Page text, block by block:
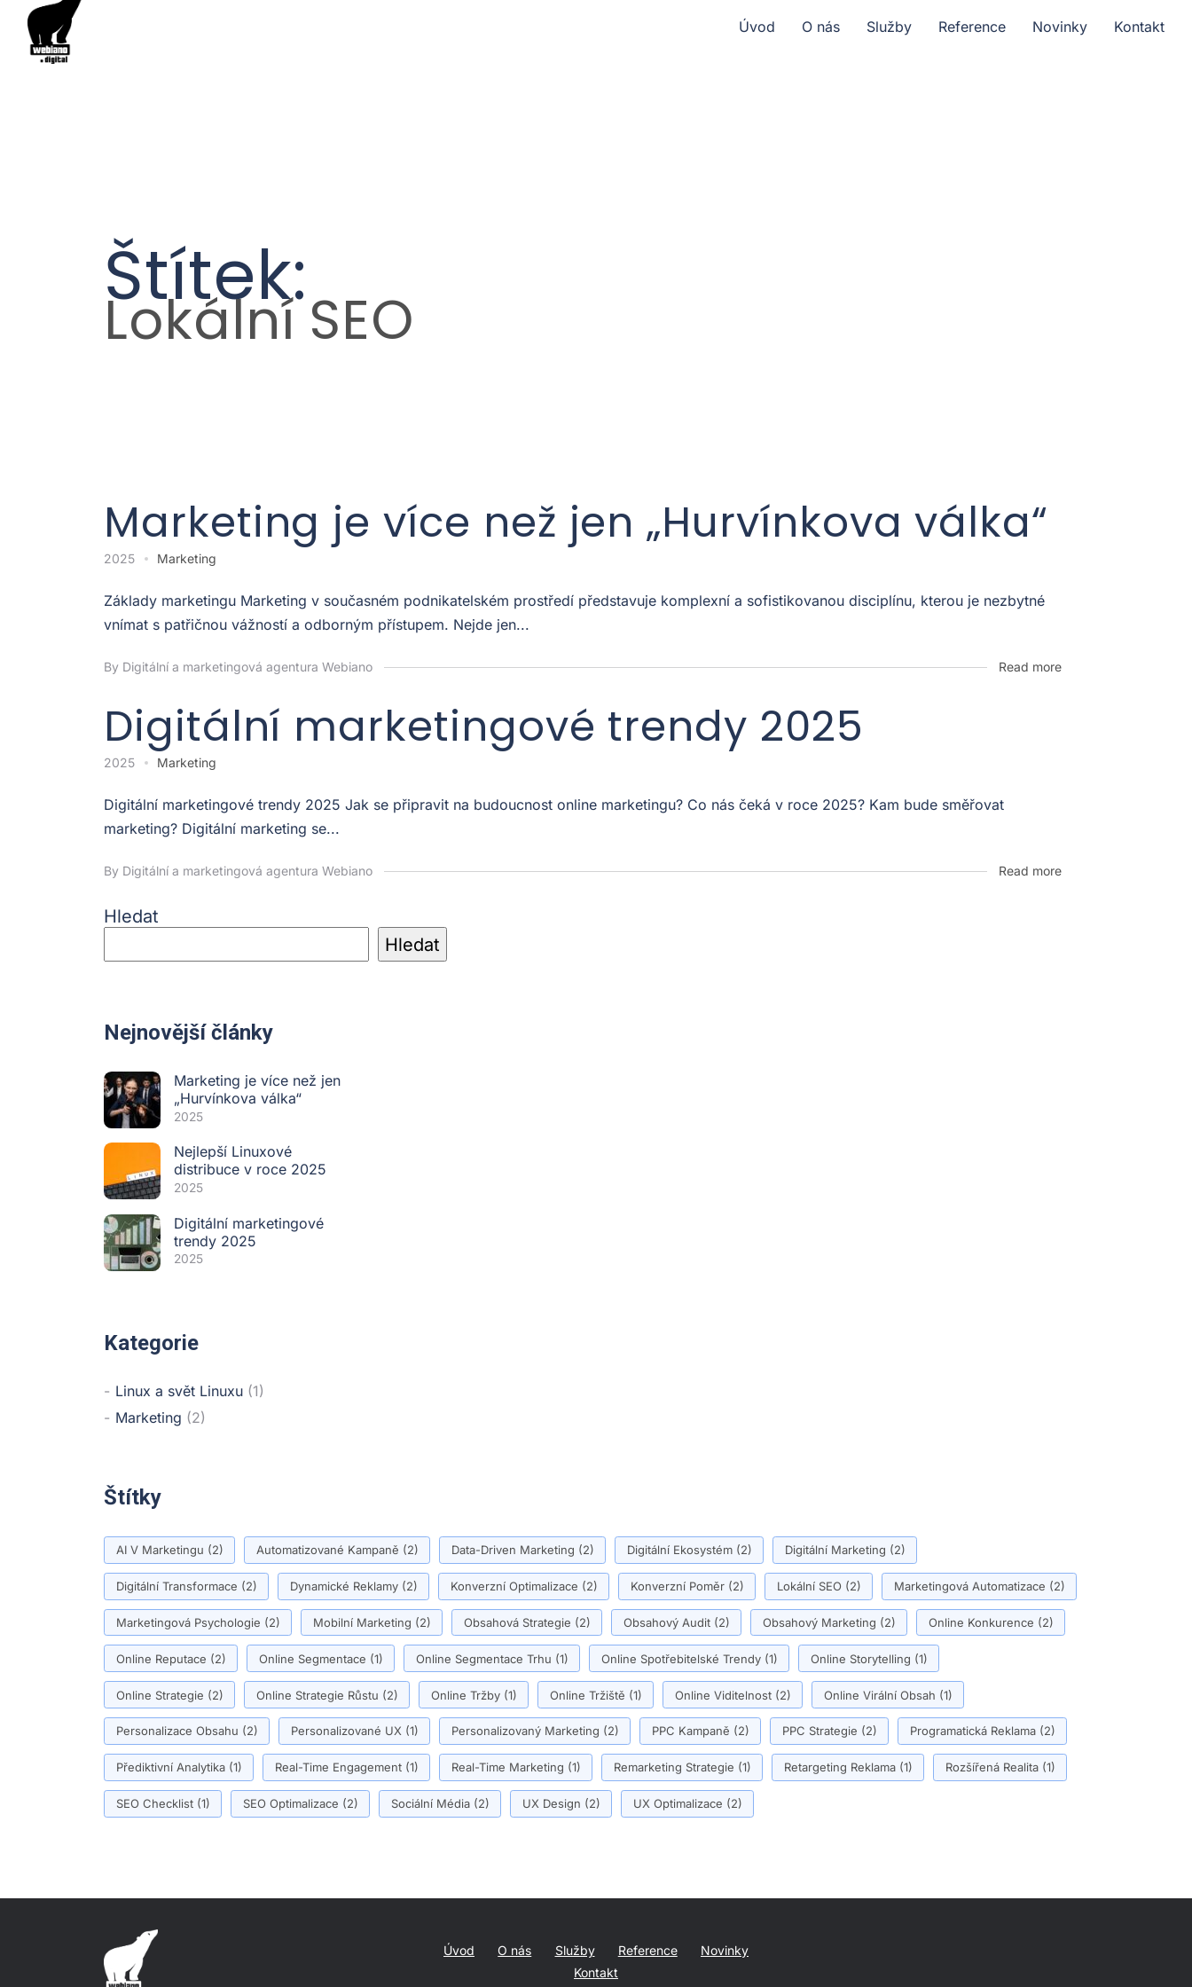
Úvod O nás Služby Reference Novinky Kontakt
Štítek:
Lokální SEO
Marketing je více než jen „Hurvínkova válka“
2025 Marketing
Základy marketingu Marketing v současném podnikatelském prostředí představuje komplexní a sofistikovanou disciplínu, kterou je nezbytné
vnímat s patřičnou vážností a odborným přístupem. Nejde jen...
By Digitální a marketingová agentura Webiano Read more
Digitální marketingové trendy 2025
2025 Marketing
Digitální marketingové trendy 2025 Jak se připravit na budoucnost online marketingu? Co nás čeká v roce 2025? Kam bude směřovat
marketing? Digitální marketing se...
By Digitální a marketingová agentura Webiano Read more
Hledat
Hledat
Nejnovější články
Marketing je více než jen
„Hurvínkova válka“
2025
Nejlepší Linuxové
distribuce v roce 2025
2025
Digitální marketingové
trendy 2025
2025
Kategorie
Linux a svět Linuxu (1)
Marketing (2)
Štítky
AI V Marketingu (2) Automatizované Kampaně (2) Data-Driven Marketing (2) Digitální Ekosystém(2) Digitální Marketing (2)
Digitální Transformace (2) Dynamické Reklamy(2) Konverzní Optimalizace (2) Konverzní Poměr(2) Lokální SEO(2) Marketingová Automatizace (2)
Marketingová Psychologie (2) Mobilní Marketing (2) Obsahová Strategie (2) Obsahový Audit(2) Obsahový Marketing (2) Online Konkurence (2)
Online Reputace (2) Online Segmentace (1) Online Segmentace Trhu (1) Online Spotřebitelské Trendy(1) Online Storytelling (1)
Online Strategie (2) Online Strategie Růstu (2) Online Tržby(1) Online Tržiště (1) Online Viditelnost(2) Online Virální Obsah (1)
Personalizace Obsahu (2) Personalizované UX(1) Personalizovaný Marketing (2) PPC Kampaně (2) PPC Strategie (2) Programatická Reklama(2)
Přediktivní Analytika(1) Real-Time Engagement(1) Real-Time Marketing (1) Remarketing Strategie (1) Retargeting Reklama(1) Rozšířená Realita(1)
SEO Checklist(1) SEO Optimalizace (2) Sociální Média(2) UX Design (2) UX Optimalizace (2)
Úvod O nás Služby Reference
Novinky
Kontakt